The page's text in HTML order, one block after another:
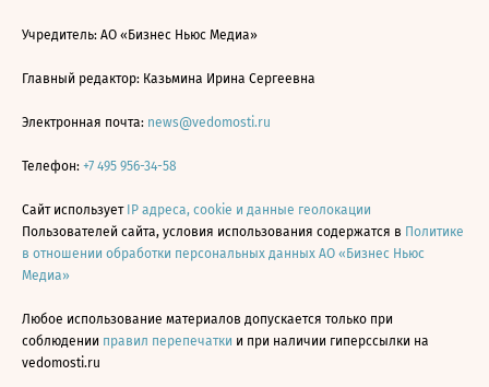
Учредитель: АО «Бизнес Ньюс Медиа»
Главный редактор: Казьмина Ирина Сергеевна
Электронная почта: news@vedomosti.ru
Телефон: +7 495 956-34-58
Сайт использует IP адреса, cookie и данные геолокации
Пользователей сайта, условия использования содержатся в Политике
в отношении обработки персональных данных АО «Бизнес Ньюс
Медиа»
Любое использование материалов допускается только при
соблюдении правил перепечатки и при наличии гиперссылки на
vedomosti.ru